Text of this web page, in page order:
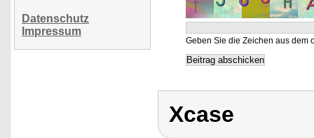
Datenschutz
Impressum
Geben Sie die Zeichen aus dem
Xcase